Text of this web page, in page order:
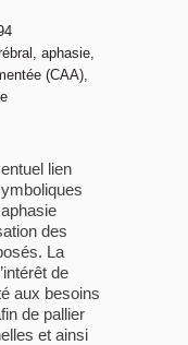
aphasie,
(CAA),
lien
des
La
de
aux besoins
de pallier
et ainsi